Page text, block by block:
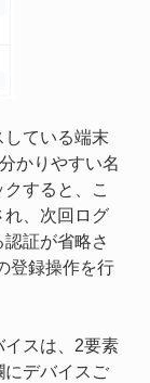
ている端末
かりやすい名
すると、こ
れ、次回ログ
証が省略さ
登録操作を行
スは、2要素
にデバイスご